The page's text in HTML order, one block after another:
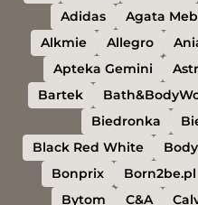
Adidas
Agata
Alkmie
Allegro
Apteka Gemini
Bartek
Biedronka
Black Red White
Bonprix
Born2be.pl
Bytom
C&A